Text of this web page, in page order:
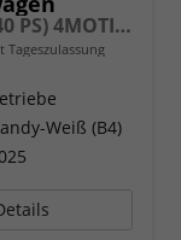
Kasten 35 L3H2 2.0 TDI 103kW (140 PS) 4MOTION 6-Gang-Schaltgetriebe
Tageszulassung
Weiß (B4)